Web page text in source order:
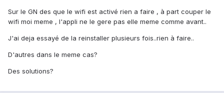
Sur le GN des que le wifi est activé rien a faire , à part couper le
wifi moi meme , l'appli ne le gere pas elle meme comme avant..
J'ai deja essayé de la reinstaller plusieurs fois..rien à faire..
D'autres dans le meme cas?
Des solutions?